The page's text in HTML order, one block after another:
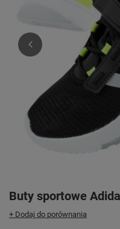
Buty sportowe
+ Dodaj do porównania